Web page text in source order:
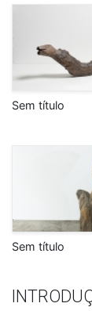
Sem título
Sem título